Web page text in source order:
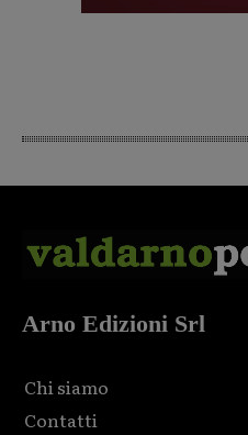
Arno Edizioni Srl
Chi siamo
Contatti